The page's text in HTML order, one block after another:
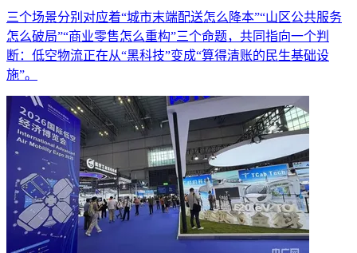
三个场景分别对应着“城市末端配送怎么降本”“山区公共服务
怎么破局”“商业零售怎么重构”三个命题，共同指向一个判
断：低空物流正在从“黑科技”变成“算得清账的民生基础设
施”。